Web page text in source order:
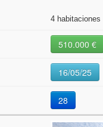
4 habitaciones
510.000 €
16/05/25
28